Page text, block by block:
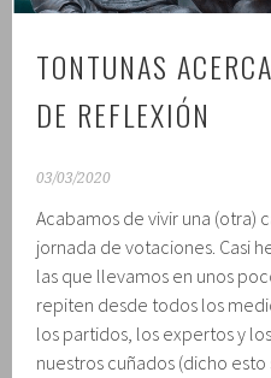
TONTUNAS
DE REFLEXIÓN
03/03/2020
Acabamos de vivir una (otra)
jornada de votaciones. Casi
las que llevamos en unos
repiten desde todos los
los partidos, los expertos y
nuestros cuñados (dicho